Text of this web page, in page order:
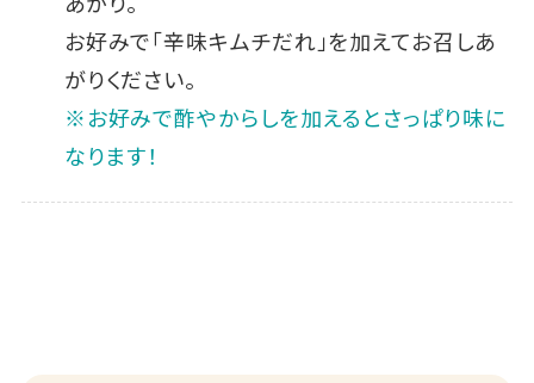
お好みで「辛味キムチだれ」を加えてお召しあ
がりください｡
※お好みで酢やからしを加えるとさっぱり味に
なります！